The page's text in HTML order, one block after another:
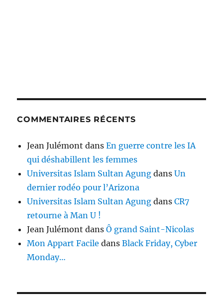
COMMENTAIRES RÉCENTS
Jean Julémont dansEn guerre contre les IA
qui déshabillent les femmes
Universitas Islam Sultan Agung dansUn
dernier rodéo pour l’Arizona
Universitas Islam Sultan Agung dansCR7
retourne à Man U !
Jean Julémont dansÔ grand Saint-Nicolas
Mon Appart Facile dansBlack Friday, Cyber
Monday…